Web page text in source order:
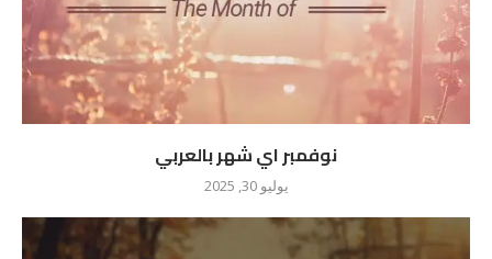
نوفمبر اي شهر بالعربي
يوليو 30, 2025